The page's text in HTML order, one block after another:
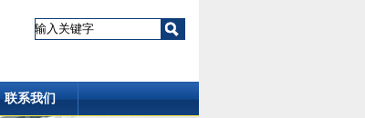
联系我们